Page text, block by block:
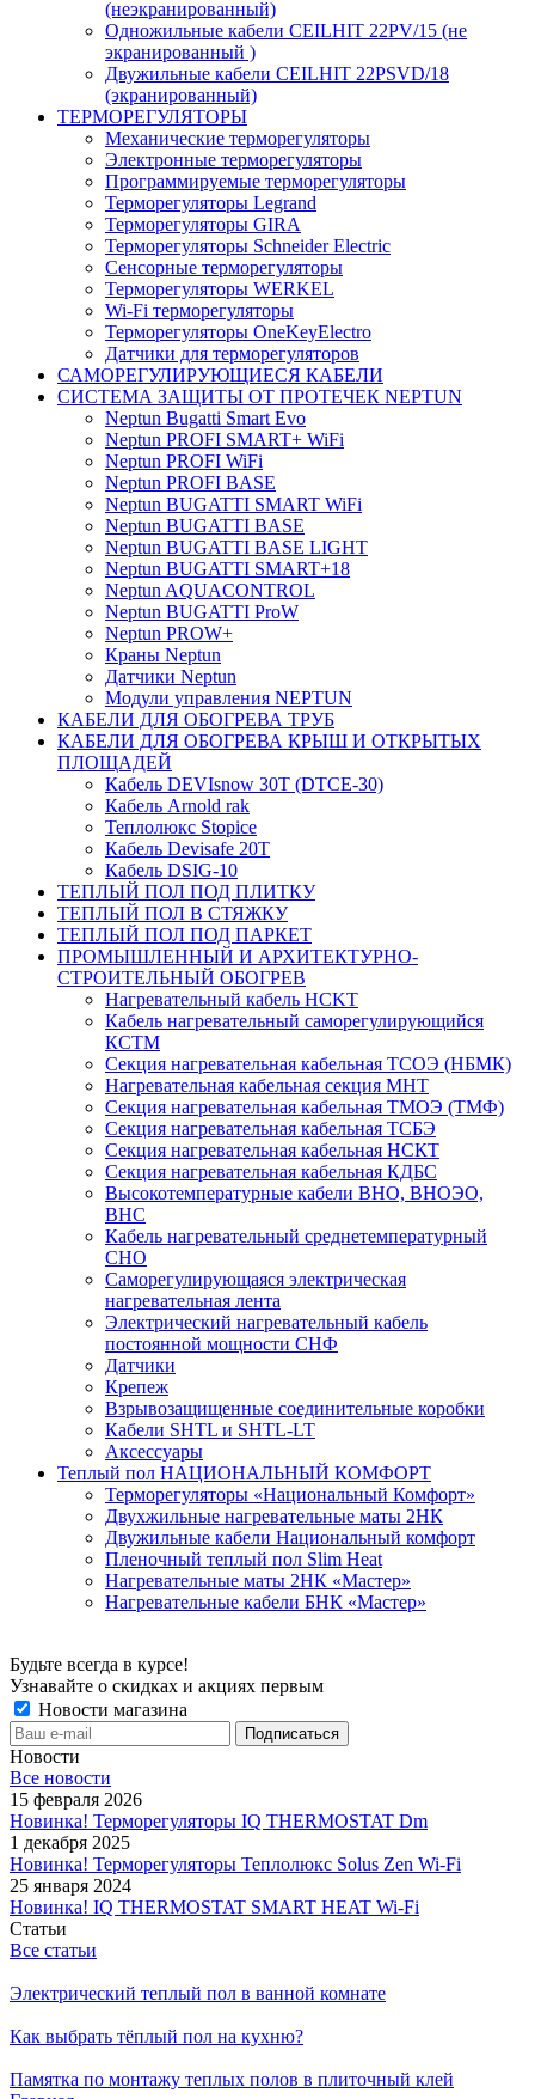
(неэкранированный)
Одножильные кабели CEILHIT 22PV/15 (не
экранированный )
Двужильные кабели CEILHIT 22PSVD/18
(экранированный)
ТЕРМОРЕГУЛЯТОРЫ
Механические терморегуляторы
Электронные терморегуляторы
Программируемые терморегуляторы
Терморегуляторы Legrand
Терморегуляторы GIRA
Терморегуляторы Schneider Electric
Сенсорные терморегуляторы
Терморегуляторы WERKEL
Wi-Fi терморегуляторы
Терморегуляторы OneKeyElectro
Датчики для терморегуляторов
САМОРЕГУЛИРУЮЩИЕСЯ КАБЕЛИ
СИСТЕМА ЗАЩИТЫ ОТ ПРОТЕЧЕК NEPTUN
Neptun Bugatti Smart Evo
Neptun PROFI SMART+ WiFi
Neptun PROFI WiFi
Neptun PROFI BASE
Neptun BUGATTI SMART WiFi
Neptun BUGATTI BASE
Neptun BUGATTI BASE LIGHT
Neptun BUGATTI SMART+18
Neptun AQUACONTROL
Neptun BUGATTI ProW
Neptun PROW+
Краны Neptun
Датчики Neptun
Модули управления NEPTUN
КАБЕЛИ ДЛЯ ОБОГРЕВА ТРУБ
КАБЕЛИ ДЛЯ ОБОГРЕВА КРЫШ И ОТКРЫТЫХ
ПЛОЩАДЕЙ
Кабель DEVIsnow 30Т (DTCE-30)
Кабель Arnold rak
Теплолюкс Stopice
Кабель Devisafe 20T
Кабель DSIG-10
ТЕПЛЫЙ ПОЛ ПОД ПЛИТКУ
ТЕПЛЫЙ ПОЛ В СТЯЖКУ
ТЕПЛЫЙ ПОЛ ПОД ПАРКЕТ
ПРОМЫШЛЕННЫЙ И АРХИТЕКТУРНО-
СТРОИТЕЛЬНЫЙ ОБОГРЕВ
Нагревательный кабель НCKТ
Кабель нагревательный саморегулирующийся
КСТМ
Секция нагревательная кабельная ТСОЭ (НБМК)
Нагревательная кабельная секция МНТ
Секция нагревательная кабельная ТМОЭ (ТМФ)
Секция нагревательная кабельная ТСБЭ
Секция нагревательная кабельная НСКТ
Секция нагревательная кабельная КДБС
Высокотемпературные кабели ВНО, ВНОЭО,
ВНС
Кабель нагревательный среднетемпературный
СНО
Саморегулирующаяся электрическая
нагревательная лента
Электрический нагревательный кабель
постоянной мощности СНФ
Датчики
Крепеж
Взрывозащищенные соединительные коробки
Кабели SHTL и SHTL-LT
Аксессуары
Теплый пол НАЦИОНАЛЬНЫЙ КОМФОРТ
Терморегуляторы «Национальный Комфорт»
Двухжильные нагревательные маты 2НК
Двужильные кабели Национальный комфорт
Пленочный теплый пол Slim Heat
Нагревательные маты 2НК «Мастер»
Нагревательные кабели БНК «Мастер»
Будьте всегда в курсе!
Узнавайте о скидках и акциях первым
Новости магазина
Новости
Все новости
15 февраля 2026
Новинка! Терморегуляторы IQ THERMOSTAT Dm
1 декабря 2025
Новинка! Терморегуляторы Теплолюкс Solus Zen Wi-Fi
25 января 2024
Новинка! IQ THERMOSTAT SMART HEAT Wi-Fi
Статьи
Все статьи
Электрический теплый пол в ванной комнате
Как выбрать тёплый пол на кухню?
Памятка по монтажу теплых полов в плиточный клей